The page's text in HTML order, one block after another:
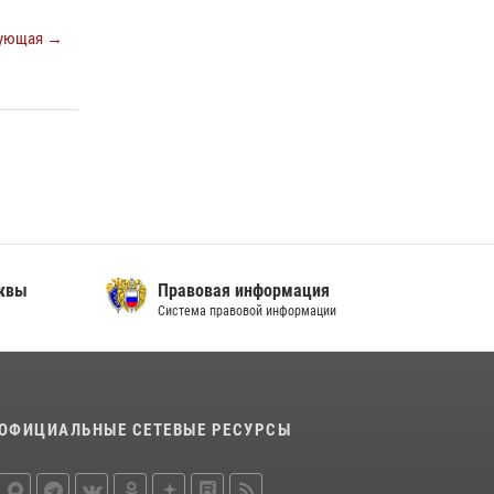
→
Правовая информация
Система правовой информации
СЕТЕВЫЕ РЕСУРСЫ